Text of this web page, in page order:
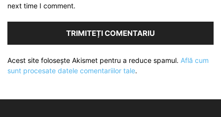
next time I comment.
Acest site folosește Akismet pentru a reduce spamul. Află cum
sunt procesate datele comentariilor tale.